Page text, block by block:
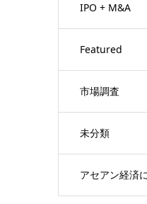
IPO + M&A
Featured
市場調査
未分類
アセアン経済